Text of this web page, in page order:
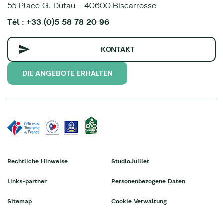
55 Place G. Dufau - 40600 Biscarrosse
Tél : +33 (0)5 58 78 20 96
KONTAKT
DIE ANGEBOTE ERHALTEN
Rechtliche Hinweise
Links-partner
Sitemap
StudioJuillet
Personenbezogene Daten
Cookie Verwaltung